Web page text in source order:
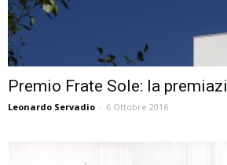
Premio Frate Sole: la
Leonardo Servadio - 6 Ottobre 2016